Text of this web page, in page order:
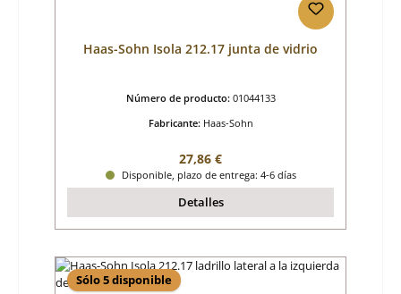
Haas-Sohn Isola 212.17 junta de vidrio
Número de producto: 01044133
Fabricante: Haas-Sohn
Precio normal:
27,86 €
Disponible, plazo de entrega: 4-6 días
Detalles
Sólo 5 disponible